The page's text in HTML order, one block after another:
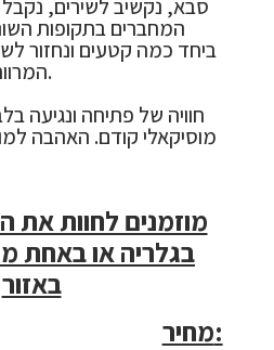
סבא, נקשיב לשירים,
המחברים בתקופות
ביחד כמה קטעים ונחזור
המרווח שבין שירה למסורת.
חוויה של פתיחה ונגיעה
מוסיקאלי קודם. האהבה
מוזמנים לחוות
בגלריה או באחת
באזור
מחיר: